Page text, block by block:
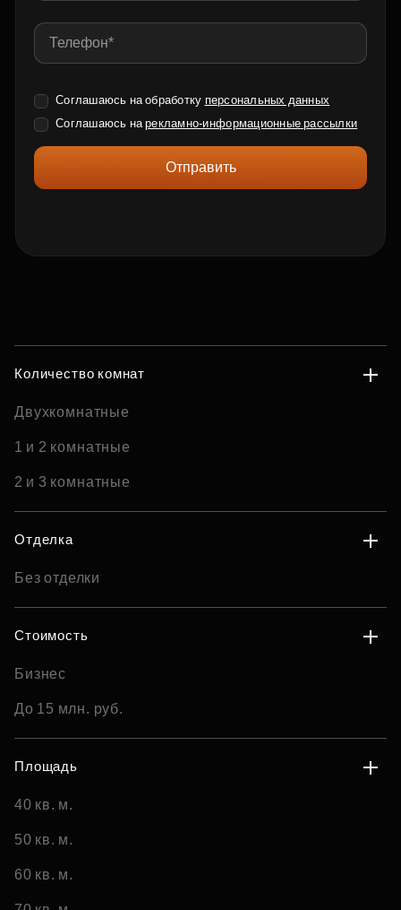
Соглашаюсь на обработку персональных данных
Соглашаюсь нарекламно-информационные рассылки
Отправить
Количество комнат
Двухкомнатные
1 и 2 комнатные
2 и 3 комнатные
Отделка
Без отделки
Стоимость
Бизнес
До 15 млн. руб.
Площадь
40 кв. м.
50 кв. м.
60 кв. м.